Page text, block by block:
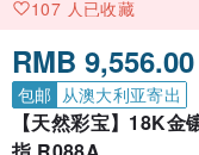
107 人已收藏
RMB 9,556.00
包邮 从澳大利亚寄出
【天然彩宝】18K